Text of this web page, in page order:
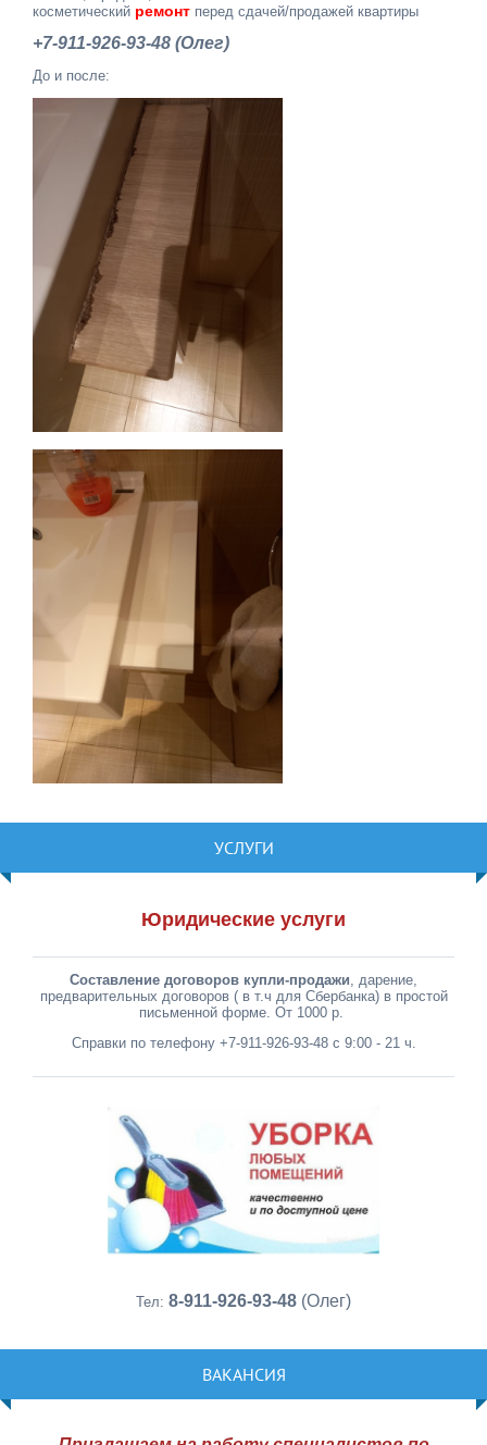
косметический ремонт перед сдачей/продажей квартиры
+7-911-926-93-48 (Олег)
До и после:
УСЛУГИ
Юридические услуги
Составление договоров купли-продажи , дарение,
предварительных договоров ( в т.ч для Сбербанка) в простой
письменной форме. От 1000 р.
Справки по телефону +7-911-926-93-48 с 9:00 - 21 ч.
Тел: 8-911-926-93-48 (Олег)
ВАКАНСИЯ